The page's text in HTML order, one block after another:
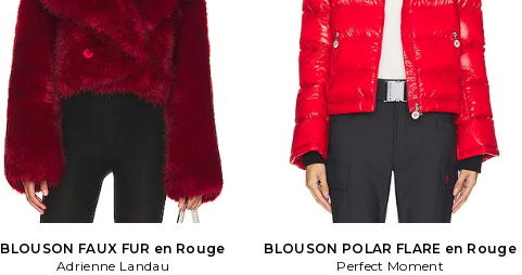
BLOUSON FAUX FUR en Rouge
Adrienne Landau
BLOUSON POLAR FLARE en Rouge
Perfect Moment